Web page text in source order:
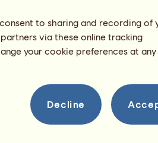
to sharing and recording of
via these online tracking
your cookie preferences at
Decline